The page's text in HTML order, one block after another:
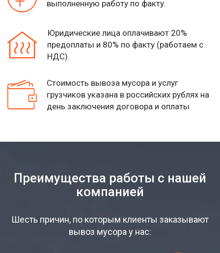
выполненную работу по факту.
Юридические лица оплачивают 20%
предоплаты и 80% по факту (работаем с
НДС).
Стоимость вывоза мусора и услуг
грузчиков указана в российских рублях на
день заключения договора и оплаты
Преимущества работы с нашей
компанией
Шесть причин, по которым клиенты заказывают
вывоз мусора у нас: